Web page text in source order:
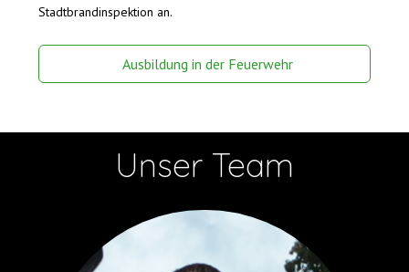
Stadtbrandinspektion an.
Ausbildung in der Feuerwehr
Unser Team